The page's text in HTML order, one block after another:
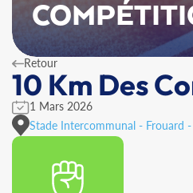
Retour
10 Km Des
1 Mars 2026
Stade Intercommunal - Frouard